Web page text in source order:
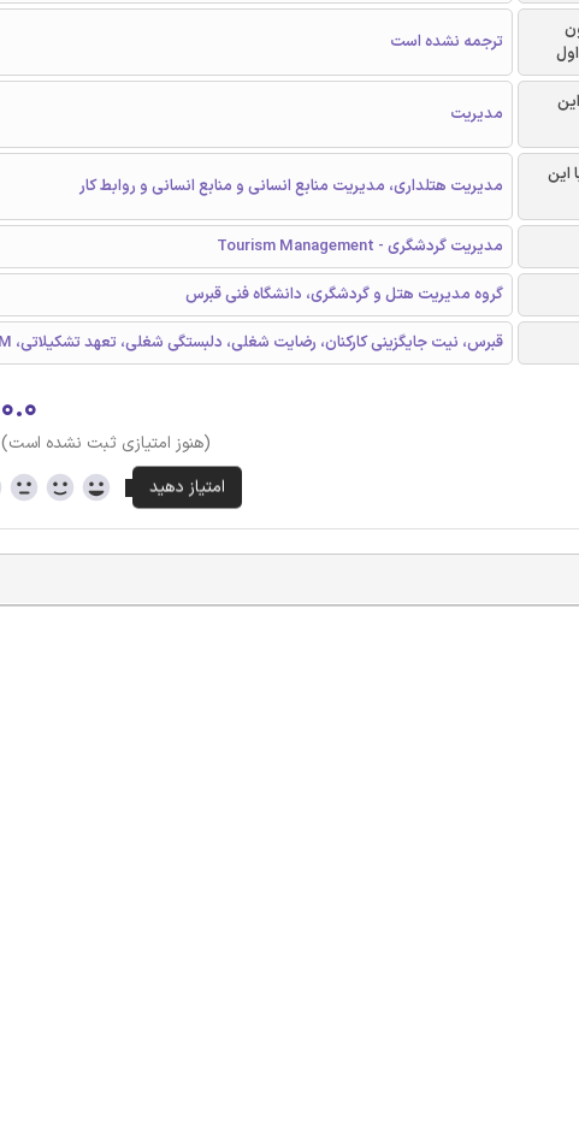
ترجمه نشده است
مدیریت
این
مدیریت هتلداری، مدیریت منابع انسانی و منابع انسانی و روابط کار
مدیریت گردشگری - Tourism Management
گروه مدیریت هتل و گردشگری، دانشگاه فنی قبرس
قبرس، نیت جایگزینی کارکنان، رضایت شغلی، دلبستگی شغلی، تعهد تشکیلاتی، SEM
۰.۰
(هنوز امتیازی ثبت نشده است)